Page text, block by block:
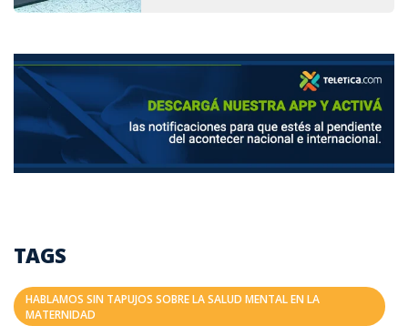
TAGS
HABLAMOS SIN TAPUJOS SOBRE LA SALUD MENTAL EN LA
MATERNIDAD